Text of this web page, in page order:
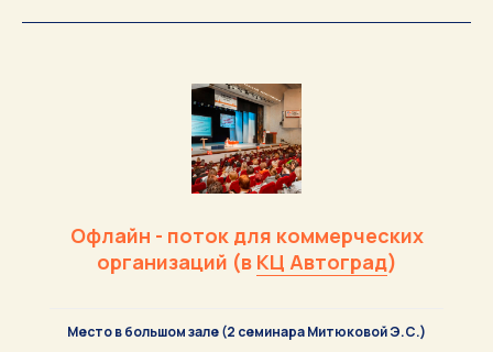
Офлайн - поток для коммерческих
организаций (в КЦ Автоград)
Место в большом зале (2 семинара Митюковой Э.С.)